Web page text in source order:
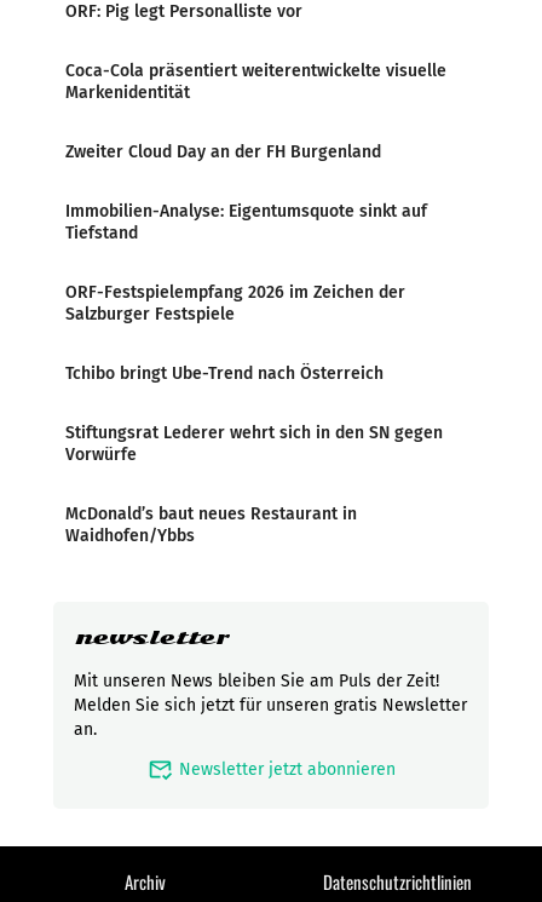
ORF: Pig legt Personalliste vor
Coca-Cola präsentiert weiterentwickelte visuelle
Markenidentität
Zweiter Cloud Day an der FH Burgenland
Immobilien-Analyse: Eigentumsquote sinkt auf
Tiefstand
ORF-Festspielempfang 2026 im Zeichen der
Salzburger Festspiele
Tchibo bringt Ube-Trend nach Österreich
Stiftungsrat Lederer wehrt sich in den SN gegen
Vorwürfe
McDonald’s baut neues Restaurant in
Waidhofen/Ybbs
newsletter
Mit unseren News bleiben Sie am Puls der Zeit!
Melden Sie sich jetzt für unseren gratis Newsletter
an.
mark_email_read Newsletter jetzt abonnieren
Archiv Datenschutzrichtlinien